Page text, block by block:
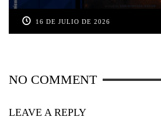
16 DE JULIO DE 2026
NO COMMENT
LEAVE A REPLY